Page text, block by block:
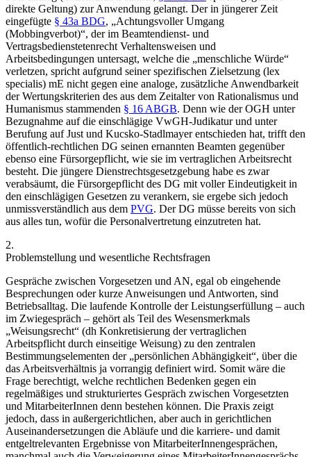
direkte Geltung) zur Anwendung gelangt. Der in jüngerer Zeit
eingefügte § 43a BDG, „Achtungsvoller Umgang
(Mobbingverbot)“, der im Beamtendienst- und
Vertragsbedienstetenrecht Verhaltensweisen und
Arbeitsbedingungen untersagt, welche die „menschliche Würde“
verletzen, spricht aufgrund seiner spezifischen Zielsetzung (lex
specialis) mE nicht gegen eine analoge, zusätzliche Anwendbarkeit
der Wertungskriterien des aus dem Zeitalter von Rationalismus und
Humanismus stammenden § 16 ABGB. Denn wie der OGH unter
Bezugnahme auf die einschlägige VwGH-Judikatur und unter
Berufung aufJust und Kucsko-Stadlmayerentschieden hat, trifft den
öffentlich-rechtlichen DG seinen ernannten Beamten gegenüber
ebenso eine Fürsorgepflicht, wie sie im vertraglichen Arbeitsrecht
besteht. Die jüngere Dienstrechtsgesetzgebung habe es zwar
verabsäumt, die Fürsorgepflicht des DG mit voller Eindeutigkeit in
den einschlägigen Gesetzen zu verankern, sie ergebe sich jedoch
unmissverständlich aus dem PVG. Der DG müsse bereits von sich
aus alles tun, wofür die Personalvertretung einzutreten hat.
2.
Problemstellung und wesentliche Rechtsfragen
Gespräche zwischen Vorgesetzen und AN, egal ob eingehende
Besprechungen oder kurze Anweisungen und Antworten, sind
Betriebsalltag. Die laufende Kontrolle der Leistungserfüllung – auch
im Zwiegespräch – gehört als Teil des Wesensmerkmals
„Weisungsrecht“ (dh Konkretisierung der vertraglichen
Arbeitspflicht durch einseitige Weisung) zu den zentralen
Bestimmungselementen der „persönlichen Abhängigkeit“, über die
das Arbeitsverhältnis ja vorrangig definiert wird. Somit wäre die
Frage berechtigt, welche rechtlichen Bedenken gegen ein
regelmäßiges und strukturiertes Gespräch zwischen Vorgesetzten
und MitarbeiterInnen denn bestehen können. Die Praxis zeigt
jedoch, dass in außergerichtlichen, aber auch in gerichtlichen
Auseinandersetzungen die Abläufe und die karriere- und damit
entgeltrelevanten Ergebnisse von MitarbeiterInnengesprächen,